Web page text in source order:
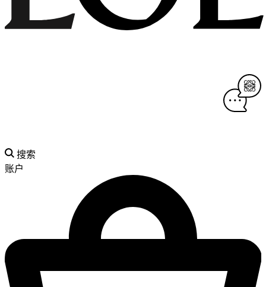
搜索
账户